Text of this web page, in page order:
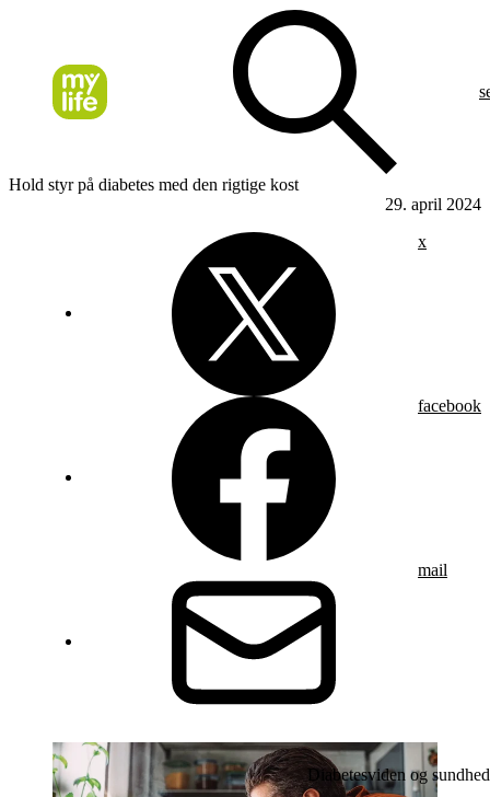
Hold styr på diabetes med den rigtige kost
29. april 2024
x
facebook
mail
Diabetesviden og sundhed